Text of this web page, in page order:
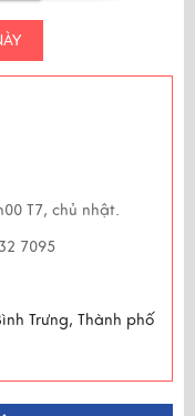
T7, chủ nhật.
7095
Trưng, Thành phố